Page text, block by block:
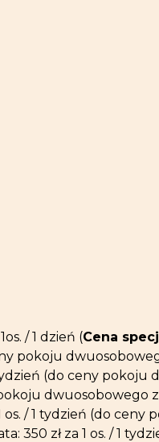
/ 1 dzień (Cena
pokoju
tydzień (do ceny
pokoju dwuosobowego
os. / 1 tydzień (do
350 zł za 1 os. / 1